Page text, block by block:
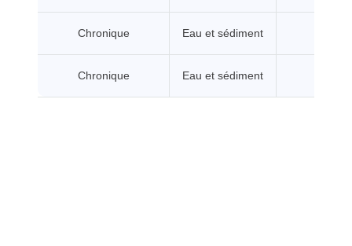
Chronique Eau et sédiment
Chronique Eau et sédiment